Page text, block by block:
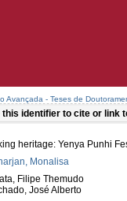
Avançada - Teses de
this identifier to cite or link
heritage: Yenya Punhi
Monalisa
Filipe Themudo
José Alberto